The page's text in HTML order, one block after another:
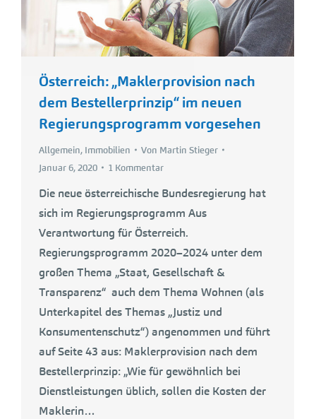
Österreich: „Maklerprovision nach
dem Bestellerprinzip“ im neuen
Regierungsprogramm vorgesehen
Allgemein, Immobilien Von Martin Stieger
Januar 6, 2020
1 Kommentar
Die neue österreichische Bundesregierung hat
sich im Regierungsprogramm Aus
Verantwortung für Österreich.
Regierungsprogramm 2020–2024 unter dem
großen Thema „Staat, Gesellschaft &
Transparenz“ auch dem Thema Wohnen (als
Unterkapitel des Themas „Justiz und
Konsumentenschutz“) angenommen und führt
auf Seite 43 aus: Maklerprovision nach dem
Bestellerprinzip: „Wie für gewöhnlich bei
Dienstleistungen üblich, sollen die Kosten der
Maklerin…